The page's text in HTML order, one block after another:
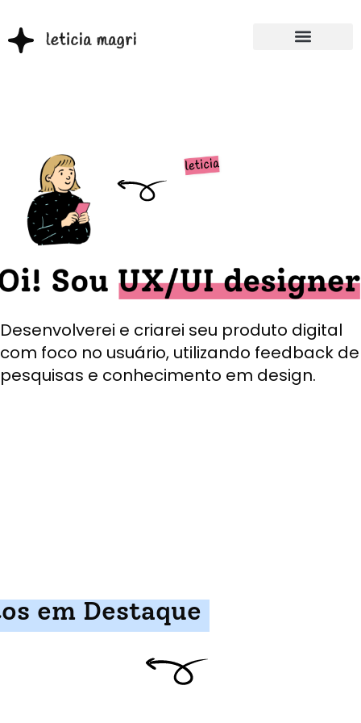
Desenvolverei e criarei seu produto digital
com foco no usuário, utilizando feedback de
pesquisas e conhecimento em design.
em Destaque